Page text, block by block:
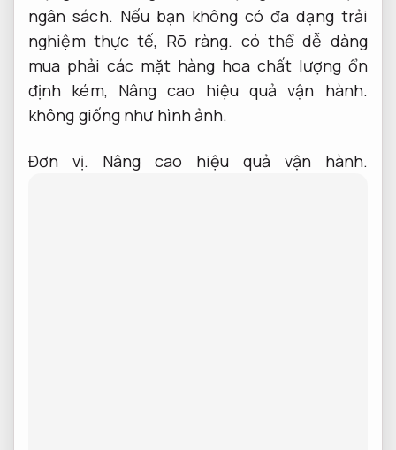
ngân sách. Nếu bạn không có đa dạng trải
nghiệm thực tế, Rõ ràng. có thể dễ dàng
mua phải các mặt hàng hoa chất lượng ổn
định kém, Nâng cao hiệu quả vận hành.
không giống như hình ảnh.
Đơn vị. Nâng cao hiệu quả vận hành.